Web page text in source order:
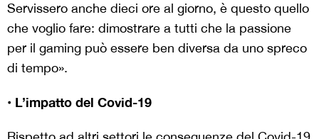
Servissero anche dieci ore al giorno, è questo quello
che voglio fare: dimostrare a tutti che la passione
per il gaming può essere ben diversa da uno spreco
di tempo».
• L’impatto del Covid-19